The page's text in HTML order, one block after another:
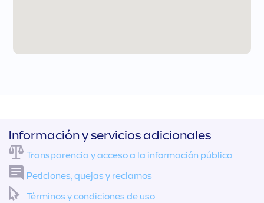
Información y servicios adicionales
Transparencia y acceso a la información pública
Peticiones, quejas y reclamos
Términos y condiciones de uso